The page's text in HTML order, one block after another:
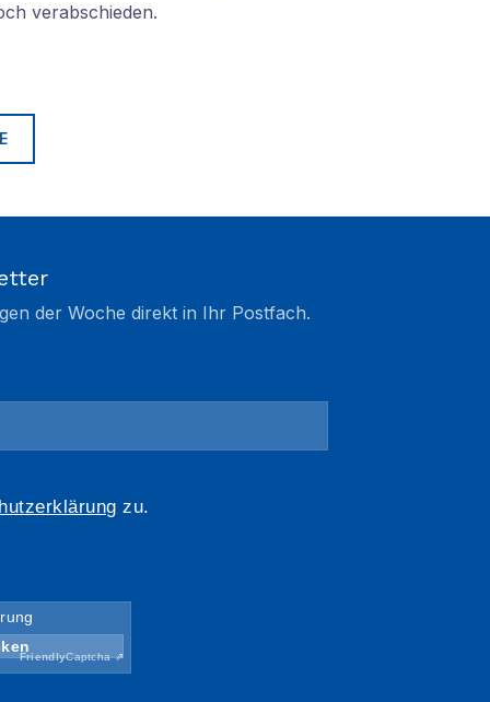
verabschieden.
der Woche direkt in Ihr Postfach.